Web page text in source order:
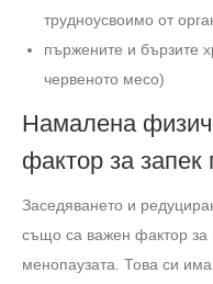
трудноусвоимо от
пържените и бързите
червеното месо)
Намалена
фактор за
Заседяването и
също са важен фактор за
менопаузата. Това си